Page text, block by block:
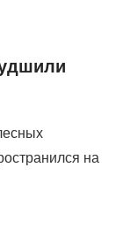
на